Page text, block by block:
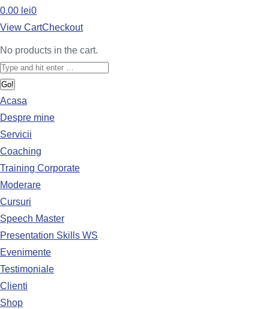
0.00 lei0
View CartCheckout
No products in the cart.
Acasa
Despre mine
Servicii
Coaching
Training Corporate
Moderare
Cursuri
Speech Master
Presentation Skills WS
Evenimente
Testimoniale
Clienti
Shop